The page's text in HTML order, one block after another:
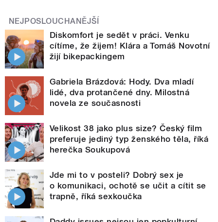
NEJPOSLOUCHANĚJŠÍ
Diskomfort je sedět v práci. Venku
cítíme, že žijem! Klára a Tomáš Novotní
žijí bikepackingem
Gabriela Brázdová: Hody. Dva mladí
lidé, dva protančené dny. Milostná
novela ze současnosti
Velikost 38 jako plus size? Český film
preferuje jediný typ ženského těla, říká
herečka Soukupová
Jde mi to v posteli? Dobrý sex je
o komunikaci, ochotě se učit a cítit se
trapně, říká sexkoučka